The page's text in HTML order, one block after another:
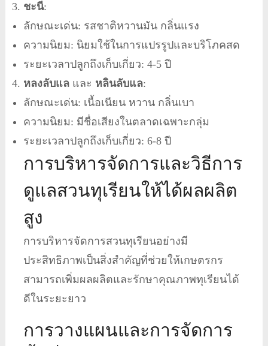
ชะนี:
ลักษณะเด่น: รสชาติหวานมัน กลิ่นแรง
ความนิยม: นิยมใช้ในการแปรรูปและบริโภคสด
ระยะเวลาปลูกถึงเก็บเกี่ยว: 4-5 ปี
หลงลับแลและ หลินลับแล:
ลักษณะเด่น: เนื้อเนียน หวาน กลิ่นเบา
ความนิยม: มีชื่อเสียงในตลาดเฉพาะกลุ่ม
ระยะเวลาปลูกถึงเก็บเกี่ยว: 6-8 ปี
การบริหารจัดการและวิธีการ
ดูแลสวนทุเรียนให้ได้ผลผลิต
สูง
การบริหารจัดการสวนทุเรียนอย่างมี
ประสิทธิภาพเป็นสิ่งสำคัญที่ช่วยให้เกษตรกร
สามารถเพิ่มผลผลิตและรักษาคุณภาพทุเรียนได้
ดีในระยะยาว
การวางแผนและการจัดการ